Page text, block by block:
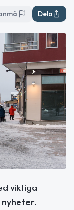
Dela
viktiga